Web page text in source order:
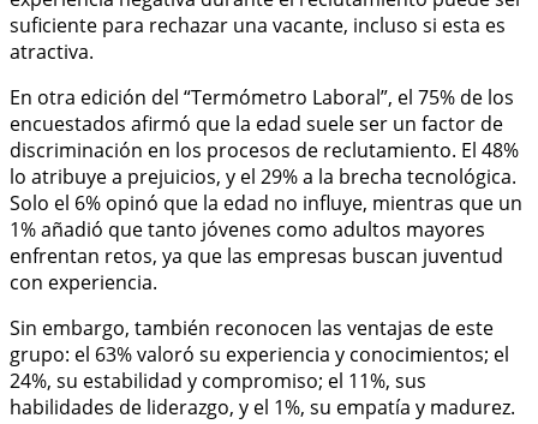
suficiente para rechazar una vacante, incluso si esta es
atractiva.
En otra edición del “Termómetro Laboral”, el 75% de los
encuestados afirmó que la edad suele ser un factor de
discriminación en los procesos de reclutamiento. El 48%
lo atribuye a prejuicios, y el 29% a la brecha tecnológica.
Solo el 6% opinó que la edad no influye, mientras que un
1% añadió que tanto jóvenes como adultos mayores
enfrentan retos, ya que las empresas buscan juventud
con experiencia.
Sin embargo, también reconocen las ventajas de este
grupo: el 63% valoró su experiencia y conocimientos; el
24%, su estabilidad y compromiso; el 11%, sus
habilidades de liderazgo, y el 1%, su empatía y madurez.